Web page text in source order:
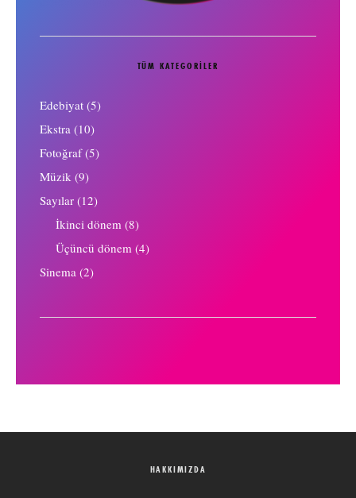
TÜM KATEGORILER
Edebiyat (5)
Ekstra (10)
Fotoğraf(5)
Müzik (9)
Sayılar (12)
İkinci dönem (8)
Üçüncü dönem (4)
Sinema (2)
HAKKIMIZDA